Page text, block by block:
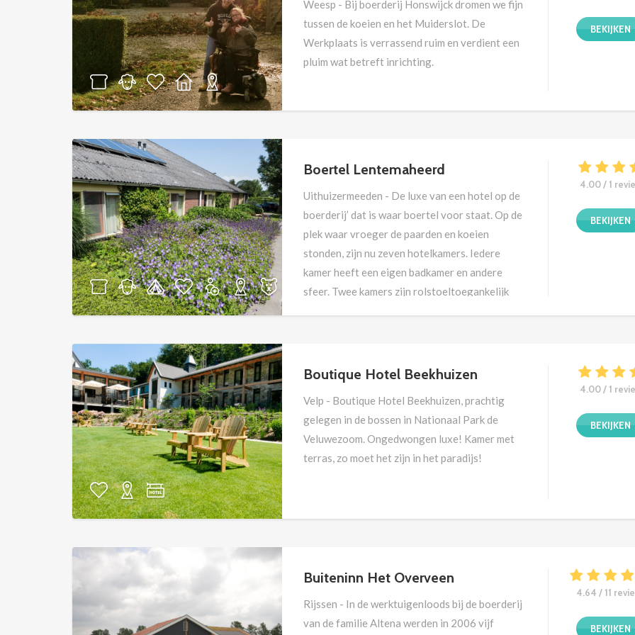
Weesp - Bij boerderij Honswijck dromen we fijn
tussen de koeien en het Muiderslot. De
Werkplaats is verrassend ruim en verdient een
pluim wat betreft inrichting.
BEKIJKEN
Boertel Lentemaheerd
Uithuizermeeden - De luxe van een hotel op de
boerderij’ dat is waar boertel voor staat. Op de
plek waar vroeger de paarden en koeien
stonden, zijn nu zeven hotelkamers. Iedere
kamer heeft een eigen badkamer en andere
sfeer. Twee kamers zijn rolstoeltoegankelijk
4.00 / 1
BEKIJKEN
Boutique Hotel Beekhuizen
Velp - Boutique Hotel Beekhuizen, prachtig
gelegen in de bossen in Nationaal Park de
Veluwezoom. Ongedwongen luxe! Kamer met
terras, zo moet het zijn in het paradijs!
4.00 / 1
BEKIJKEN
Buiteninn Het Overveen
Rijssen - In de werktuigenloods bij de boerderij
van de familie Altena werden in 2006 vijf
4.64 / 11
BEKIJKEN